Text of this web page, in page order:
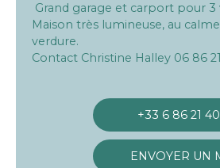
Grand garage et carport pour 3
Maison très lumineuse, au
verdure.
Contact Christine Halley 06 86
+33 6 86 21
ENVOYER UN